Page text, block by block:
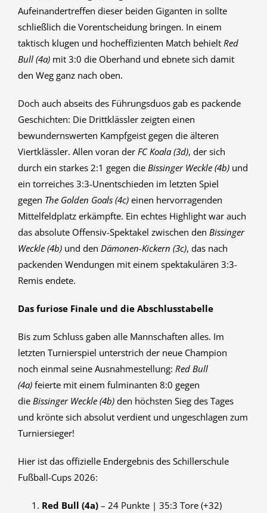
Aufeinandertreffen dieser beiden Giganten in sollte
schließlich die Vorentscheidung bringen. In einem
taktisch klugen und hocheffizienten Match behielt Red
Bull (4a)mit 3:0 die Oberhand und ebnete sich damit
den Weg ganz nach oben.
Doch auch abseits des Führungsduos gab es packende
Geschichten: Die Drittklässler zeigten einen
bewundernswerten Kampfgeist gegen die älteren
Viertklässler. Allen voran der FC Koala (3d), der sich
durch ein starkes 2:1 gegen die Bissinger Weckle (4b)und
ein torreiches 3:3-Unentschieden im letzten Spiel
gegen The Golden Goals (4c)einen hervorragenden
Mittelfeldplatz erkämpfte. Ein echtes Highlight war auch
das absolute Offensiv-Spektakel zwischen den Bissinger
Weckle (4b)und den Dämonen-Kickern (3c), das nach
packenden Wendungen mit einem spektakulären 3:3-
Remis endete.
Das furiose Finale und die Abschlusstabelle
Bis zum Schluss gaben alle Mannschaften alles. Im
letzten Turnierspiel unterstrich der neue Champion
noch einmal seine Ausnahmestellung: Red Bull
(4a)feierte mit einem fulminanten 8:0 gegen
die Bissinger Weckle (4b)den höchsten Sieg des Tages
und krönte sich absolut verdient und ungeschlagen zum
Turniersieger!
Hier ist das offizielle Endergebnis des Schillerschule
Fußball-Cups 2026:
Red Bull (4a)– 24 Punkte | 35:3 Tore (+32)